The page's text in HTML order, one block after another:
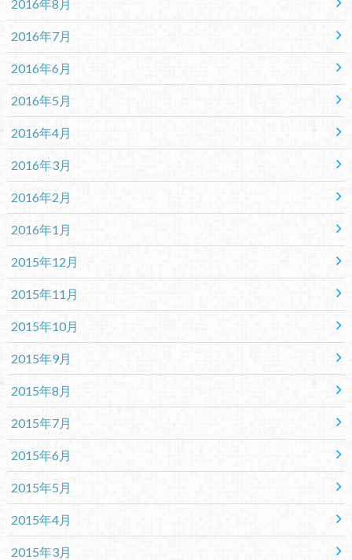
2016年8月
2016年7月
2016年6月
2016年5月
2016年4月
2016年3月
2016年2月
2016年1月
2015年12月
2015年11月
2015年10月
2015年9月
2015年8月
2015年7月
2015年6月
2015年5月
2015年4月
2015年3月